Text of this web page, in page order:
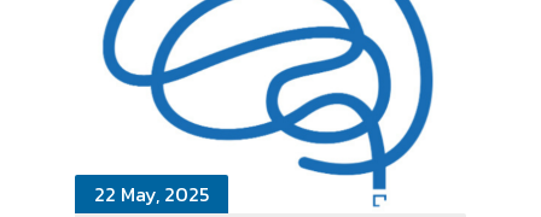
22 May, 2025